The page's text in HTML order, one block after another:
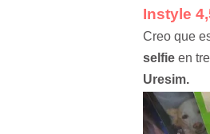
Instyle
Creo que
selfieen
Uresim.